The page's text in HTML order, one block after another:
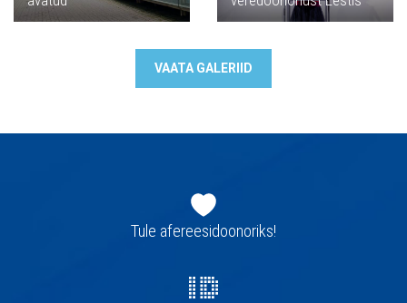
VAATA GALERIID
navigatsioonTule afereesidoonoriks!